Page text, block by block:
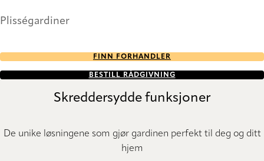
Plisségardiner
FINN FORHANDLER
BESTILL RÅDGIVNING
Skreddersydde funksjoner
De unike løsningene som gjør gardinen perfekt til deg og ditt
hjem